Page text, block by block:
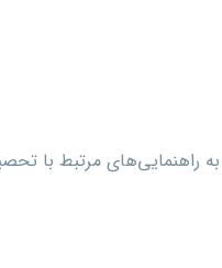
راهنمایی‌های مرتبط با